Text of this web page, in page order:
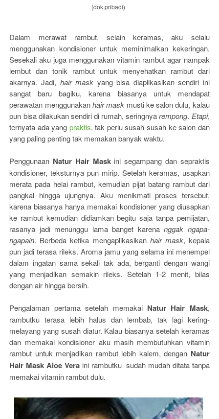
(dok.pribadi)
Dalam merawat rambut, selain keramas, aku selalu
menggunakan kondisioner untuk meminimalkan kekeringan.
Sesekali aku juga menggunakan vitamin rambut agar nampak
lembut dan tonik rambut untuk menyehatkan rambut dari
akarnya. Jadi, hair mask yang bisa diaplikasikan sendiri ini
sangat baru bagiku, karena biasanya untuk mendapat
perawatan menggunakanhair mask musti ke salon dulu, kalau
pun bisa dilakukan sendiri di rumah, seringnyarempong. Etapi,
ternyata ada yang praktis, tak perlu susah-susah ke salon dan
yang paling penting tak memakan banyak waktu.
Penggunaan Natur Hair Maskini segampang dan sepraktis
kondisioner, teksturnya pun mirip. Setelah keramas, usapkan
merata pada helai rambut, kemudian pijat batang rambut dari
pangkal hingga ujungnya. Aku menikmati proses tersebut,
karena biasanya hanya memakai kondisioner yang diusapkan
ke rambut kemudian didiamkan begitu saja tanpa pemijatan,
rasanya jadi menunggu lama banget karenanggak ngapa-
ngapain. Berbeda ketika mengaplikasikan hair mask, kepala
pun jadi terasa rileks. Aroma jamu yang selama ini menempel
dalam ingatan sama sekali tak ada, berganti dengan wangi
yang menjadikan semakin rileks. Setelah 1-2 menit, bilas
dengan air hingga bersih.
Pengalaman pertama setelah memakai Natur Hair Mask,
rambutku terasa lebih halus dan lembab, tak lagi kering-
melayang yang susah diatur. Kalau biasanya setelah keramas
dan memakai kondisioner aku masih membutuhkan vitamin
rambut untuk menjadikan rambut lebih kalem, dengan Natur
Hair Mask Aloe Veraini rambutku sudah mudah ditata tanpa
memakai vitamin rambut dulu.